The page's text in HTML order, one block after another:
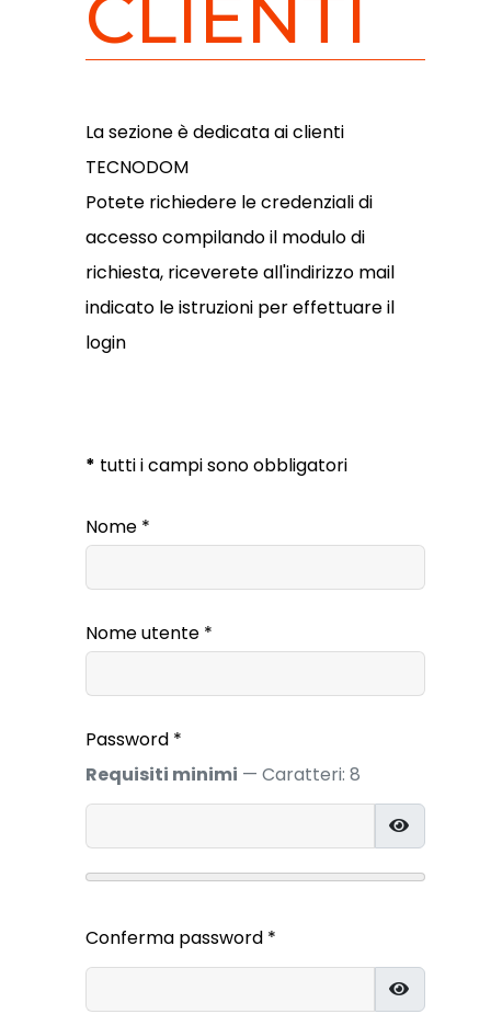
CLIENTI
La sezione è dedicata ai clienti
TECNODOM
Potete richiedere le credenziali di
accesso compilando il modulo di
richiesta, riceverete all'indirizzo mail
indicato le istruzioni per effettuare il
login
* tutti i campi sono obbligatori
Nome *
Nome utente *
Password *
Requisiti minimi — Caratteri: 8
MOSTRA
Conferma password *
MOSTRA